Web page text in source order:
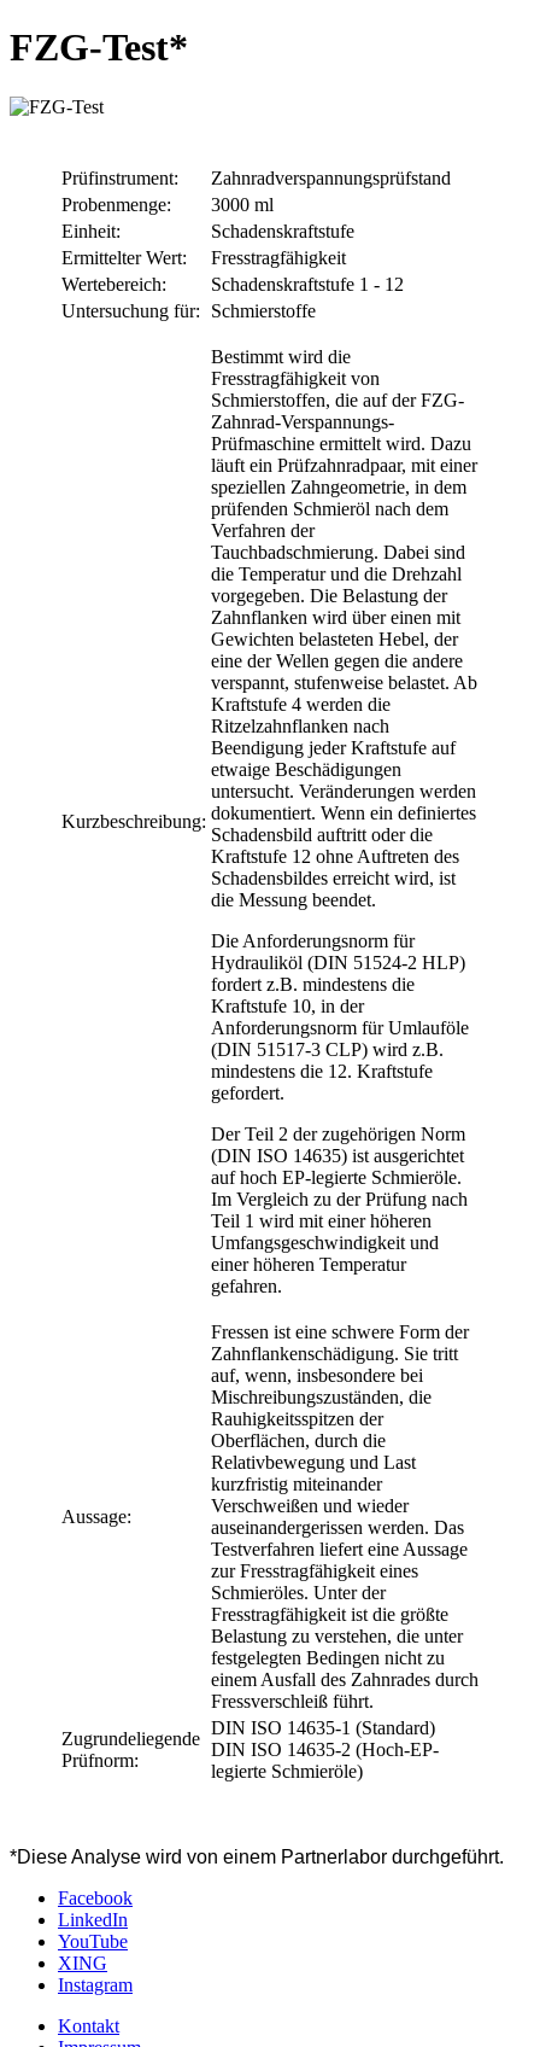
FZG-Test*
Prüfinstrument:
Zahnradverspannungsprüfstand
Probenmenge:
3000 ml
Einheit:
Schadenskraftstufe
Ermittelter Wert:
Fresstragfähigkeit
Wertebereich:
Schadenskraftstufe 1 - 12
Untersuchung für:
Schmierstoffe
Kurzbeschreibung:
Bestimmt wird die
Fresstragfähigkeit von
Schmierstoffen, die auf der FZG-
Zahnrad-Verspannungs-
Prüfmaschine ermittelt wird. Dazu
läuft ein Prüfzahnradpaar, mit einer
speziellen Zahngeometrie, in dem
prüfenden Schmieröl nach dem
Verfahren der
Tauchbadschmierung. Dabei sind
die Temperatur und die Drehzahl
vorgegeben. Die Belastung der
Zahnflanken wird über einen mit
Gewichten belasteten Hebel, der
eine der Wellen gegen die andere
verspannt, stufenweise belastet. Ab
Kraftstufe 4 werden die
Ritzelzahnflanken nach
Beendigung jeder Kraftstufe auf
etwaige Beschädigungen
untersucht. Veränderungen werden
dokumentiert. Wenn ein definiertes
Schadensbild auftritt oder die
Kraftstufe 12 ohne Auftreten des
Schadensbildes erreicht wird, ist
die Messung beendet.
Die Anforderungsnorm für
Hydrauliköl (DIN 51524-2 HLP)
fordert z.B. mindestens die
Kraftstufe 10, in der
Anforderungsnorm für Umlauföle
(DIN 51517-3 CLP) wird z.B.
mindestens die 12. Kraftstufe
gefordert.
Der Teil 2 der zugehörigen Norm
(DIN ISO 14635) ist ausgerichtet
auf hoch EP-legierte Schmieröle.
Im Vergleich zu der Prüfung nach
Teil 1 wird mit einer höheren
Umfangsgeschwindigkeit und
einer höheren Temperatur
gefahren.
Aussage:
Fressen ist eine schwere Form der
Zahnflankenschädigung. Sie tritt
auf, wenn, insbesondere bei
Mischreibungszuständen, die
Rauhigkeitsspitzen der
Oberflächen, durch die
Relativbewegung und Last
kurzfristig miteinander
Verschweißen und wieder
auseinandergerissen werden. Das
Testverfahren liefert eine Aussage
zur Fresstragfähigkeit eines
Schmieröles. Unter der
Fresstragfähigkeit ist die größte
Belastung zu verstehen, die unter
festgelegten Bedingen nicht zu
einem Ausfall des Zahnrades durch
Fressverschleiß führt.
Zugrundeliegende
Prüfnorm:
DIN ISO 14635-1 (Standard)
DIN ISO 14635-2 (Hoch-EP-
legierte Schmieröle)
*Diese Analyse wird von einem Partnerlabor durchgeführt.
Facebook
LinkedIn
YouTube
XING
Instagram
Kontakt